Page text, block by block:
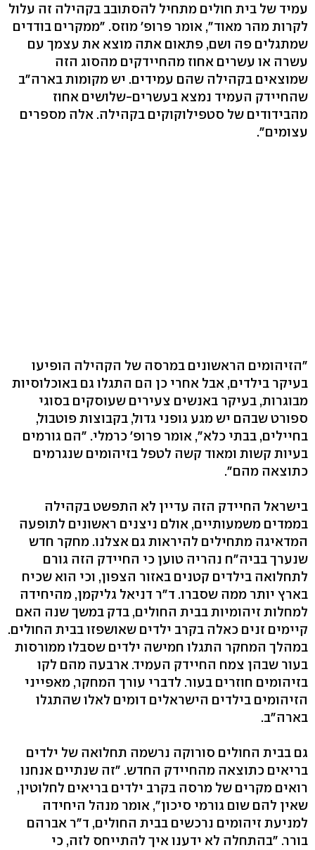
עמיד של בית חולים מתחיל להסתובב בקהילה זה עלול
לקרות מהר מאוד‭,"‬ אומר פרופ' מוזס. "ממקרים בודדים
שמתגלים פה ושם, פתאום אתה מוצא את עצמך עם
עשרה או עשרים אחוז מהחיידקים מהסוג הזה
שמוצאים בקהילה שהם עמידים. יש מקומות בארה"ב
שהחיידק העמיד נמצא בעשרים-שלושים אחוז
מהבידודים של סטפילוקוקים בקהילה. אלה מספרים
עצומים‭."‬
"הזיהומים הראשונים במרסה של הקהילה הופיעו
בעיקר בילדים, אבל אחרי כן הם התגלו גם באוכלוסיות
מבוגרות, בעיקר באנשים צעירים שעוסקים בסוגי
ספורט שבהם יש מגע גופני גדול, בקבוצות פוטבול,
בחיילים, בבתי כלא‭,"‬ אומר פרופ' כרמלי. "הם גורמים
בעיות קשות ומאוד קשה לטפל בזיהומים שנגרמים
כתוצאה מהם‭."‬
בישראל החיידק הזה עדיין לא התפשט בקהילה
בממדים משמעותיים, אולם ניצנים ראשונים לתופעה
המדאיגה מתחילים להיראות גם אצלנו. מחקר חדש
שנערך בביה"ח נהריה טוען כי החיידק הזה גורם
לתחלואה בילדים קטנים באזור הצפון, וכי הוא שכיח
בארץ יותר ממה שסברו. ד"ר דניאל גליקמן, מהיחידה
למחלות זיהומיות בבית החולים, בדק במשך שנה האם
קיימים זנים כאלה בקרב ילדים שאושפזו בבית החולים.
במהלך המחקר התגלו חמישה ילדים שסבלו ממורסות
בעור שבהן צמח החיידק העמיד. ארבעה מהם לקו
בזיהומים חוזרים בעור. לדברי עורך המחקר, מאפייני
הזיהומים בילדים הישראלים דומים לאלו שהתגלו
בארה"ב.
גם בבית החולים סורוקה נרשמה תחלואה של ילדים
בריאים כתוצאה מהחיידק החדש. "זה שנתיים אנחנו
רואים מקרים של מרסה בקרב ילדים בריאים לחלוטין,
שאין להם שום גורמי סיכון‭,"‬ אומר מנהל היחידה
למניעת זיהומים נרכשים בבית החולים, ד"ר אברהם
בורר. "בהתחלה לא ידענו איך להתייחס לזה, כי